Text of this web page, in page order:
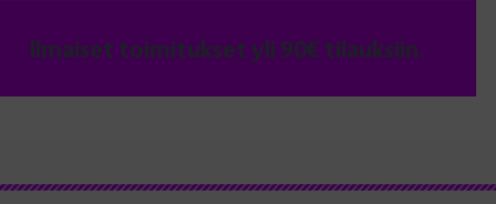
Ilmaiset toimitukset yli 90€ tilauksiin.